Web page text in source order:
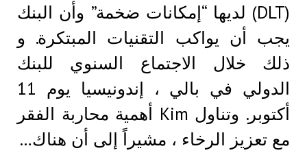
(DLT) لديها “إمكانات ضخمة” وأن البنك
يجب أن يواكب التقنيات المبتكرة. و
ذلك خلال الاجتماع السنوي للبنك
الدولي في بالي ، إندونيسيا يوم 11
أكتوبر. وتناول Kim أهمية محاربة الفقر
مع تعزيز الرخاء ، مشيراً إلى أن هناك…